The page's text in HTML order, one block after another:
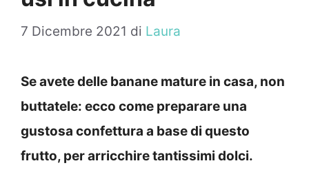
7 Dicembre 2021 di Laura
Se avete delle banane mature in casa, non
buttatele: ecco come preparare una
gustosa confettura a base di questo
frutto, per arricchire tantissimi dolci.